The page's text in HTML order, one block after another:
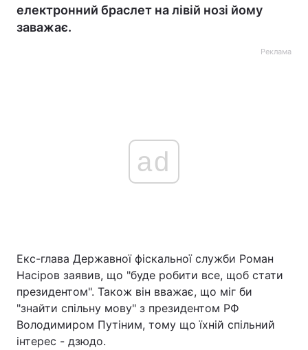
електронний браслет на лівій нозі йому
заважає.
Реклама
ad
Екс-глава Державної фіскальної служби Роман
Насіров заявив, що "буде робити все, щоб стати
президентом". Також він вважає, що міг би
"знайти спільну мову" з президентом РФ
Володимиром Путіним, тому що їхній спільний
інтерес - дзюдо.